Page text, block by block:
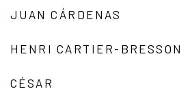
JUAN CÁRDENAS
HENRI CARTIER-BRESSON
CÉSAR